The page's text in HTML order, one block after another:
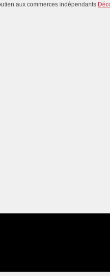
aux commerces indépendants